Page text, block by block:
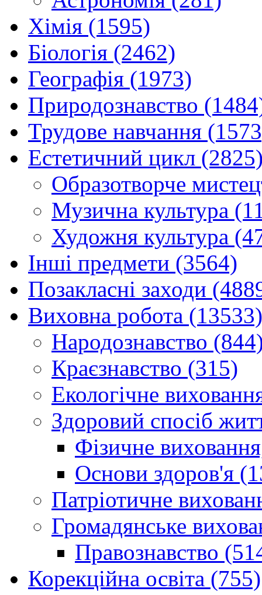
Хімія (1595)
Біологія (2462)
Географія (1973)
Природознавство
Трудове навчання
Естетичний цикл
Образотворче
Музична культура
Художня культура
Інші предмети (3564)
Позакласні заходи
Виховна робота (13533)
Народознавство
Краєзнавство (315)
Екологічне
Здоровий спосіб
Фізичне
Основи здоров'я
Патріотичне
Громадянське
Правознавство
Корекційна освіта (755)